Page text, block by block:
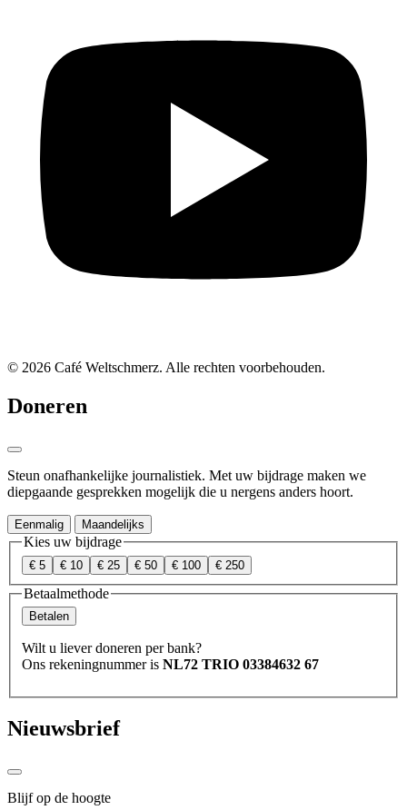
© 2026 Café Weltschmerz. Alle rechten voorbehouden.
Doneren
Steun onafhankelijke journalistiek. Met uw bijdrage maken we
diepgaande gesprekken mogelijk die u nergens anders hoort.
Eenmalig Maandelijks
Kies uw bijdrage
€ 5 € 10 € 25 € 50 € 100 € 250
Betaalmethode
Betalen
Wilt u liever doneren per bank?
Ons rekeningnummer is NL72 TRIO 03384632 67
Nieuwsbrief
Blijf op de hoogte